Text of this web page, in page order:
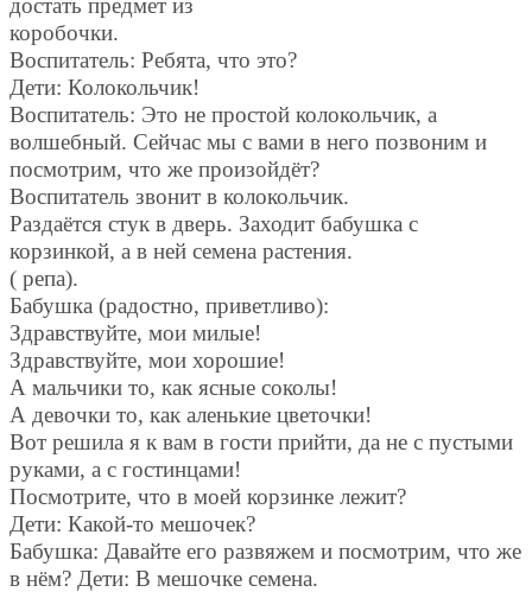
достать предмет из
коробочки.
Воспитатель: Ребята, что это?
Дети: Колокольчик!
Воспитатель: Это не простой колокольчик, а
волшебный. Сейчас мы с вами в него позвоним и
посмотрим, что же произойдёт?
Воспитатель звонит в колокольчик.
Раздаётся стук в дверь. Заходит бабушка с
корзинкой, а в ней семена растения.
( репа).
Бабушка (радостно, приветливо):
Здравствуйте, мои милые!
Здравствуйте, мои хорошие!
А мальчики то, как ясные соколы!
А девочки то, как аленькие цветочки!
Вот решила я к вам в гости прийти, да не с пустыми
руками, а с гостинцами!
Посмотрите, что в моей корзинке лежит?
Дети: Какой-то мешочек?
Бабушка: Давайте его развяжем и посмотрим, что же
в нём? Дети: В мешочке семена.